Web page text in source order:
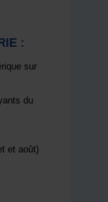
:
sur
du
et août)